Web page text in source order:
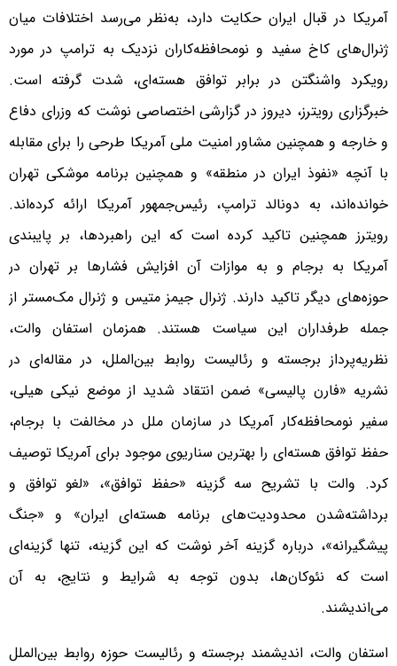
آمریکا در قبال ایران حکایت دارد، به‌نظر می‌رسد اختلافات میان
ژنرال‌های کاخ سفید و نومحافظه‌کاران نزدیک به ترامپ در مورد
رویکرد واشنگتن در برابر توافق هسته‌ای، شدت گرفته است.
خبرگزاری رویترز، دیروز در گزارشی اختصاصی نوشت که وزرای دفاع
و خارجه و همچنین مشاور امنیت ملی آمریکا طرحی را برای مقابله
با آنچه «نفوذ ایران در منطقه» و همچنین برنامه موشکی تهران
خوانده‌اند، به دونالد ترامپ، رئیس‌جمهور آمریکا ارائه کرده‌اند.
رویترز همچنین تاکید کرده است که این راهبردها، بر پایبندی
آمریکا به برجام و به موازات آن افزایش فشار‌ها بر تهران در
حوزه‌های دیگر تاکید دارند. ژنرال جیمز متیس و ژنرال مک‌مستر از
جمله طرفداران این سیاست ‌هستند. همزمان استفان والت،
نظریه‌پرداز برجسته و رئالیست روابط بین‌الملل، در مقاله‌ای در
نشریه «فارن پالیسی» ضمن انتقاد شدید از موضع نیکی هیلی،
سفیر نومحافظه‌کار آمریکا در سازمان ملل در مخالفت با برجام،
حفظ توافق هسته‌ای را بهترین سناریوی موجود برای آمریکا توصیف
کرد. والت با تشریح سه گزینه «حفظ توافق»، «لغو توافق و
برداشته‌شدن محدودیت‌های برنامه هسته‌ای ایران» و «جنگ
پیشگیرانه»، درباره گزینه آخر نوشت که این گزینه، تنها گزینه‌ای
است که نئوکان‌ها، بدون توجه به شرایط و نتایج، به آن
می‌اندیشند.
استفان والت، اندیشمند برجسته و رئالیست حوزه روابط بین‌الملل